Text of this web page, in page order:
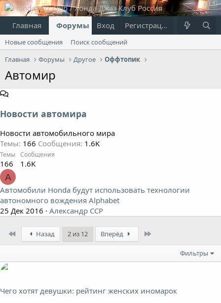
Главная Форумы Что нового?
Вход Регистрация
Новые сообщения
Поиск сообщений
Главная
Форумы Другое Оффтопик
Автомир
Новости автомира
Новости автомобильного мира
Темы 166 Сообщения 1.6K
Темы
166
Сообщения
1.6K
А
Автомобили Honda будут использовать технологии
автономного вождения Alphabet
25 Дек 2016
Александр ССР
Назад 2 из 12 Вперёд
Фильтры
Чего хотят девушки: рейтинг женских иномарок